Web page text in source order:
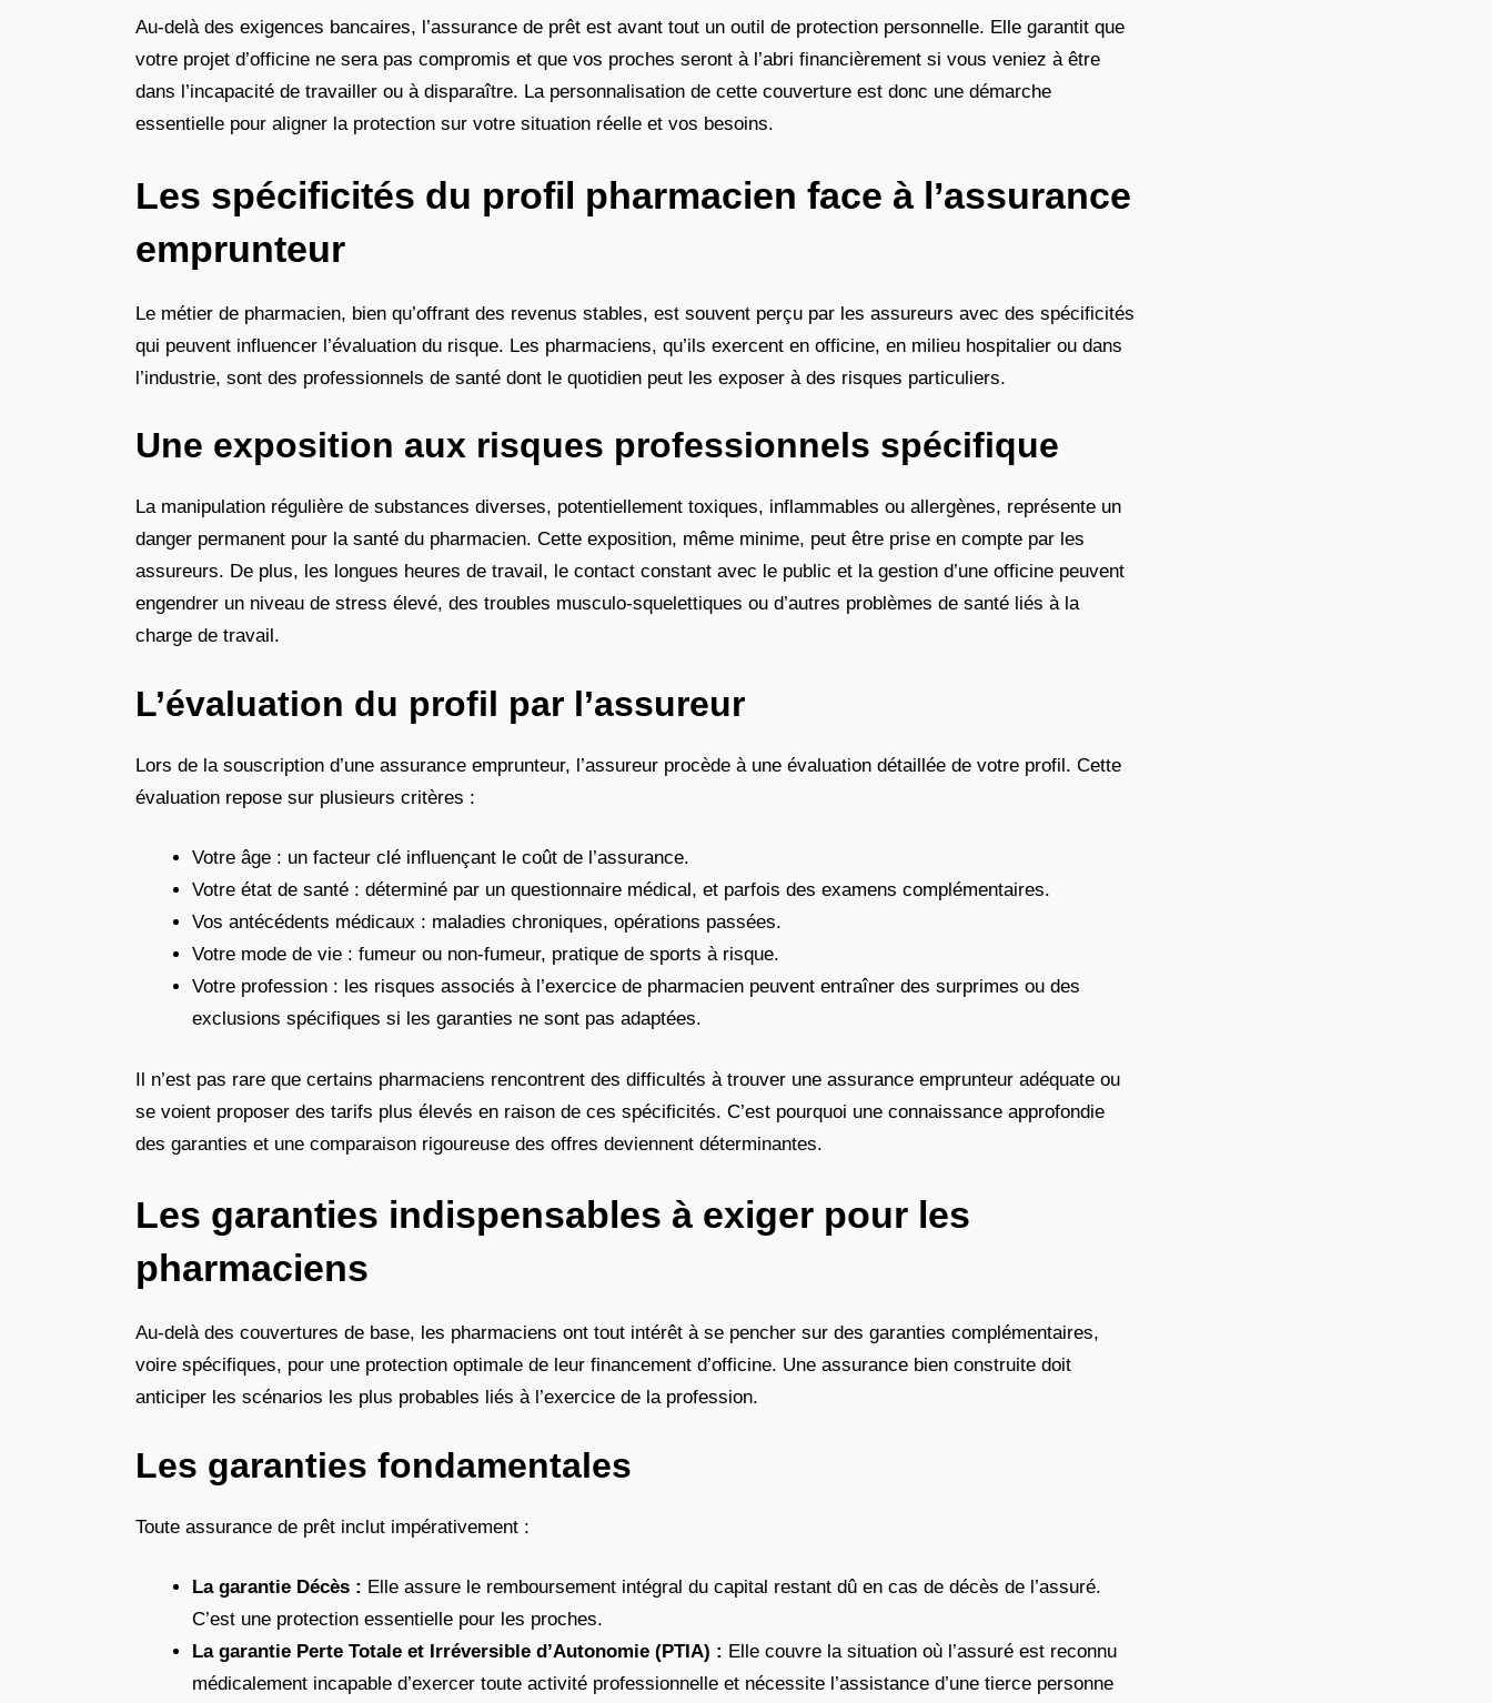
Au-delà des exigences bancaires, l’assurance de prêt est avant tout un outil de protection personnelle. Elle garantit que
votre projet d’officine ne sera pas compromis et que vos proches seront à l’abri financièrement si vous veniez à être
dans l’incapacité de travailler ou à disparaître. La personnalisation de cette couverture est donc une démarche
essentielle pour aligner la protection sur votre situation réelle et vos besoins.
Les spécificités du profil pharmacien face à l’assurance
emprunteur
Le métier de pharmacien, bien qu’offrant des revenus stables, est souvent perçu par les assureurs avec des spécificités
qui peuvent influencer l’évaluation du risque. Les pharmaciens, qu’ils exercent en officine, en milieu hospitalier ou dans
l’industrie, sont des professionnels de santé dont le quotidien peut les exposer à des risques particuliers.
Une exposition aux risques professionnels spécifique
La manipulation régulière de substances diverses, potentiellement toxiques, inflammables ou allergènes, représente un
danger permanent pour la santé du pharmacien. Cette exposition, même minime, peut être prise en compte par les
assureurs. De plus, les longues heures de travail, le contact constant avec le public et la gestion d’une officine peuvent
engendrer un niveau de stress élevé, des troubles musculo-squelettiques ou d’autres problèmes de santé liés à la
charge de travail.
L’évaluation du profil par l’assureur
Lors de la souscription d’une assurance emprunteur, l’assureur procède à une évaluation détaillée de votre profil. Cette
évaluation repose sur plusieurs critères :
Votre âge : un facteur clé influençant le coût de l’assurance.
Votre état de santé : déterminé par un questionnaire médical, et parfois des examens complémentaires.
Vos antécédents médicaux : maladies chroniques, opérations passées.
Votre mode de vie : fumeur ou non-fumeur, pratique de sports à risque.
Votre profession : les risques associés à l’exercice de pharmacien peuvent entraîner des surprimes ou des
exclusions spécifiques si les garanties ne sont pas adaptées.
Il n’est pas rare que certains pharmaciens rencontrent des difficultés à trouver une assurance emprunteur adéquate ou
se voient proposer des tarifs plus élevés en raison de ces spécificités. C’est pourquoi une connaissance approfondie
des garanties et une comparaison rigoureuse des offres deviennent déterminantes.
Les garanties indispensables à exiger pour les
pharmaciens
Au-delà des couvertures de base, les pharmaciens ont tout intérêt à se pencher sur des garanties complémentaires,
voire spécifiques, pour une protection optimale de leur financement d’officine. Une assurance bien construite doit
anticiper les scénarios les plus probables liés à l’exercice de la profession.
Les garanties fondamentales
Toute assurance de prêt inclut impérativement :
La garantie Décès : Elle assure le remboursement intégral du capital restant dû en cas de décès de l’assuré.
C’est une protection essentielle pour les proches.
La garantie Perte Totale et Irréversible d’Autonomie (PTIA) : Elle couvre la situation où l’assuré est reconnu
médicalement incapable d’exercer toute activité professionnelle et nécessite l’assistance d’une tierce personne